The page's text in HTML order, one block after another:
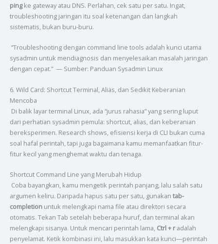
pingke gateway atau DNS. Perlahan, cek satu per satu. Ingat,
troubleshooting jaringan itu soal ketenangan dan langkah
sistematis, bukan buru-buru.
“Troubleshooting dengan command line tools adalah kunci utama
sysadmin untuk mendiagnosis dan menyelesaikan masalah jaringan
dengan cepat.” — Sumber: Panduan Sysadmin Linux
6. Wild Card: Shortcut Terminal, Alias, dan Sedikit Keberanian
Mencoba
Di balik layar terminal Linux, ada “jurus rahasia” yang sering luput
dari perhatian sysadmin pemula: shortcut, alias, dan keberanian
bereksperimen. Research shows, efisiensi kerja di CLI bukan cuma
soal hafal perintah, tapi juga bagaimana kamu memanfaatkan fitur-
fitur kecil yang menghemat waktu dan tenaga.
Shortcut Command Line yang Merubah Hidup
Coba bayangkan, kamu mengetik perintah panjang, lalu salah satu
argumen keliru. Daripada hapus satu per satu, gunakan tab-
completionuntuk melengkapi nama file atau direktori secara
otomatis. Tekan Tab setelah beberapa huruf, dan terminal akan
melengkapi sisanya. Untuk mencari perintah lama, Ctrl + radalah
penyelamat. Ketik kombinasi ini, lalu masukkan kata kunci—perintah